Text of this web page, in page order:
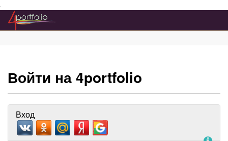
Преейти на главное меню
Войти на 4portfolio
Вход